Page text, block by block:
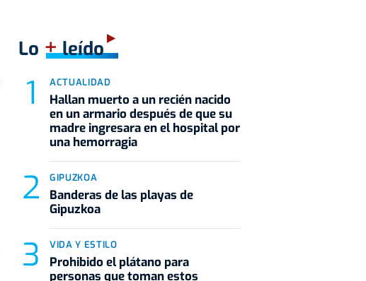
Lo +leído
ACTUALIDAD
Hallan muerto a un recién nacido
en un armario después de que su
madre ingresara en el hospital por
una hemorragia
GIPUZKOA
Banderas de las playas de
Gipuzkoa
VIDA Y ESTILO
Prohibido el plátano para
personas que toman estos